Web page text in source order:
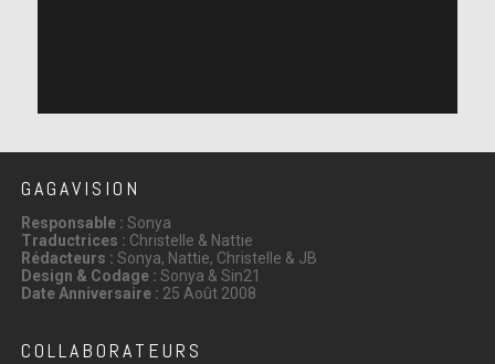
GAGAVISION
Responsable : Sonya
Traductrices : Christelle & Nattie
Rédacteurs : Sonya, Nattie, Christelle & JB
Design & Codage : Sonya & Sin21
Date Anniversaire : 25 Août 2008
COLLABORATEURS